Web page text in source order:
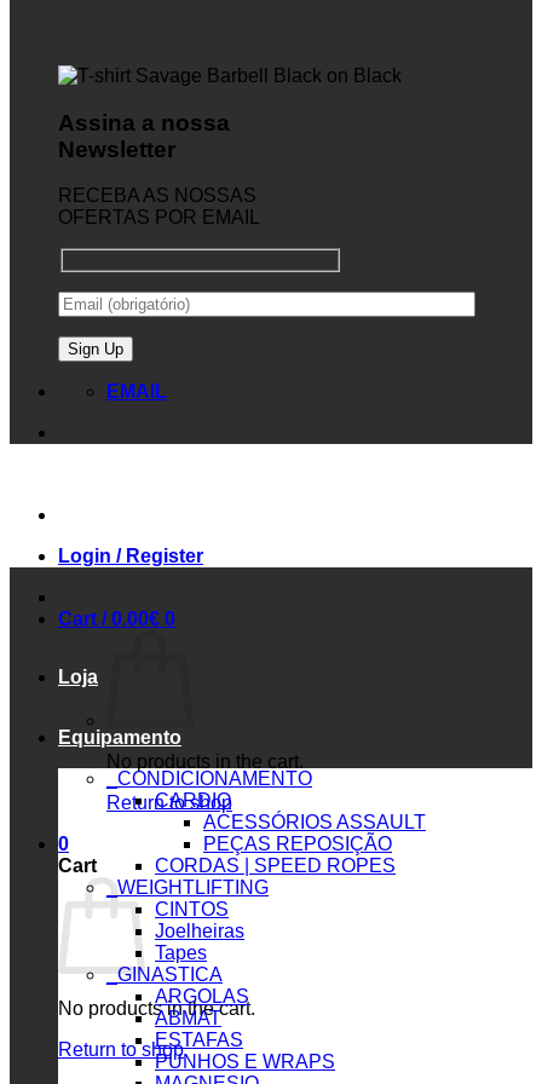
Assina a nossa
Newsletter
RECEBA AS NOSSAS
OFERTAS POR EMAIL
EMAIL
Login / Register
Cart /0.00€ 0
No products in the cart.
Return to shop
0
Cart
No products in the cart.
Return to shop
Loja
Equipamento
_CONDICIONAMENTO
CARDIO
ACESSÓRIOS ASSAULT
PEÇAS REPOSIÇÃO
CORDAS | SPEED ROPES
_WEIGHTLIFTING
CINTOS
Joelheiras
Tapes
_GINASTICA
ARGOLAS
ABMAT
ESTAFAS
PUNHOS E WRAPS